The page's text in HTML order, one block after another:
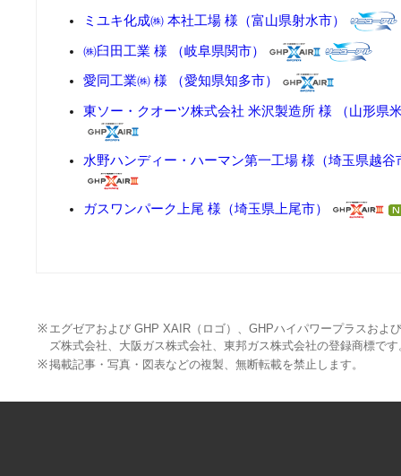
ミユキ化成㈱ 本社工場 様（富山県射水市）
㈱臼田工業 様 （岐阜県関市）
愛同工業㈱ 様 （愛知県知多市）
東ソー・クオーツ株式会社 米沢製造所 様 （山形県
水野ハンディー・ハーマン第一工場 様（埼玉県越谷
ガスワンパーク上尾 様（埼玉県上尾市）
※ エグゼアおよび GHP XAIR（ロゴ）、GHPハイパワープラスお
ズ株式会社、大阪ガス株式会社、東邦ガス株式会社の登録商標です
※掲載記事・写真・図表などの複製、無断転載を禁止します。